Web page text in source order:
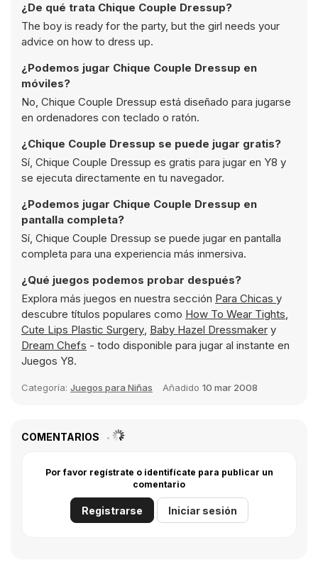
¿De qué trata Chique Couple Dressup?
The boy is ready for the party, but the girl needs your
advice on how to dress up.
¿Podemos jugar Chique Couple Dressup en
móviles?
No, Chique Couple Dressup está diseñado para jugarse
en ordenadores con teclado o ratón.
¿Chique Couple Dressup se puede jugar gratis?
Sí, Chique Couple Dressup es gratis para jugar en Y8 y
se ejecuta directamente en tu navegador.
¿Podemos jugar Chique Couple Dressup en
pantalla completa?
Sí, Chique Couple Dressup se puede jugar en pantalla
completa para una experiencia más inmersiva.
¿Qué juegos podemos probar después?
Explora más juegos en nuestra sección Para Chicas y
descubre títulos populares como How To Wear Tights,
Cute Lips Plastic Surgery, Baby Hazel Dressmaker y
Dream Chefs - todo disponible para jugar al instante en
Juegos Y8.
Categoría: Juegos para Niñas Añadido 10 mar 2008
COMENTARIOS
Por favor regístrate o identifícate para publicar un
comentario
Registrarse Iniciar sesión